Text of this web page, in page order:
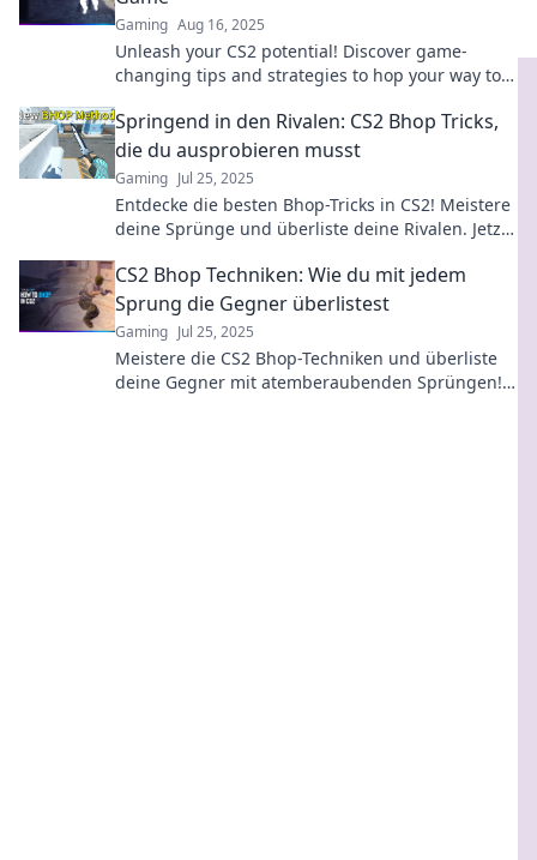
Gaming Aug 16, 2025
Unleash your CS2 potential! Discover game-
changing tips and strategies to hop your way to
Springend in den Rivalen: CS2 Bhop Tricks,
die du ausprobieren musst
Gaming Jul 25, 2025
Entdecke die besten Bhop-Tricks in CS2! Meistere
deine Sprünge und überliste deine Rivalen. Jetzt
CS2 Bhop Techniken: Wie du mit jedem
Sprung die Gegner überlistest
Gaming Jul 25, 2025
Meistere die CS2 Bhop-Techniken und überliste
deine Gegner mit atemberaubenden Sprüngen!